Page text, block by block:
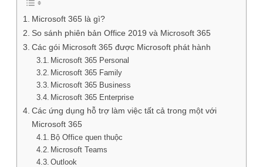
Microsoft 365 là gì?
So sánh phiên bản Office 2019 và Microsoft 365
Các gói Microsoft 365 được Microsoft phát hành
Microsoft 365 Personal
Microsoft 365 Family
Microsoft 365 Business
Microsoft 365 Enterprise
Các ứng dụng hỗ trợ làm việc tất cả trong một với
Microsoft 365
Bộ Office quen thuộc
Microsoft Teams
Outlook